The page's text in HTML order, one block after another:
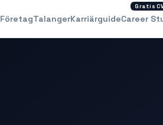
FöretagTalangerKarriärguide
Gratis
Career